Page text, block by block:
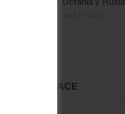
MARKET PLACE